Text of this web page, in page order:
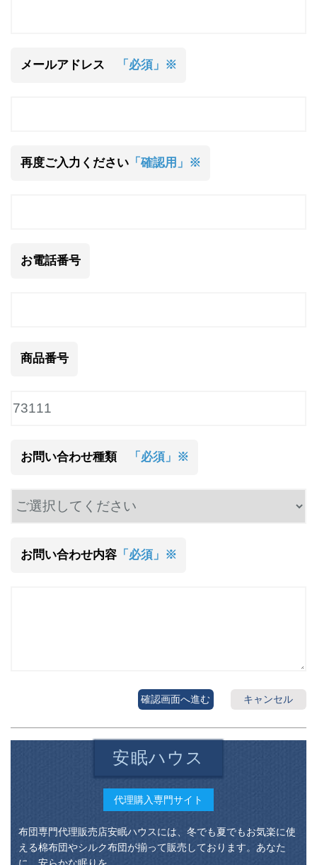
メールアドレス 「必須」※
再度ご入力ください「確認用」※
お電話番号
商品番号
お問い合わせ種類 「必須」※
お問い合わせ内容「必須」※
キャンセル
確認画面へ進む
安眠ハウス
代理購入専門サイト
布団専門代理販売店安眠ハウスには、冬でも夏でもお気楽に使
える棉布団やシルク布団が揃って販売しております。あなた
に、安らかな眠りを。